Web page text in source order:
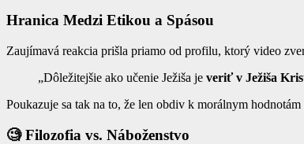
Hranica Medzi Etikou a Spásou
Zaujímavá reakcia prišla priamo od profilu, ktorý video
„Dôležitejšie ako učenie Ježiša je veriť v Ježiša
Poukazuje sa tak na to, že len obdiv k morálnym
🧐 Filozofia vs. Náboženstvo